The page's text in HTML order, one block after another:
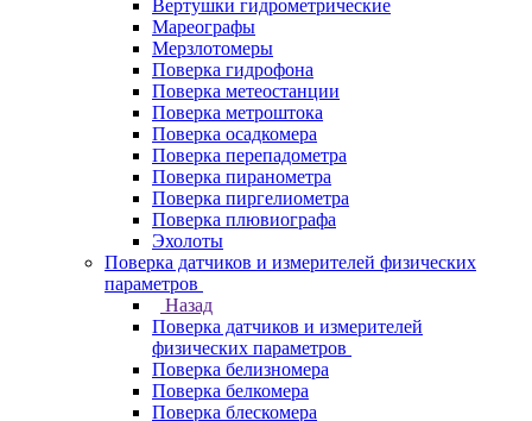
Вертушки гидрометрические
Мареографы
Мерзлотомеры
Поверка гидрофона
Поверка метеостанции
Поверка метроштока
Поверка осадкомера
Поверка перепадометра
Поверка пиранометра
Поверка пиргелиометра
Поверка плювиографа
Эхолоты
Поверка датчиков и измерителей физических
параметров
Назад
Поверка датчиков и измерителей
физических параметров
Поверка белизномера
Поверка белкомера
Поверка блескомера